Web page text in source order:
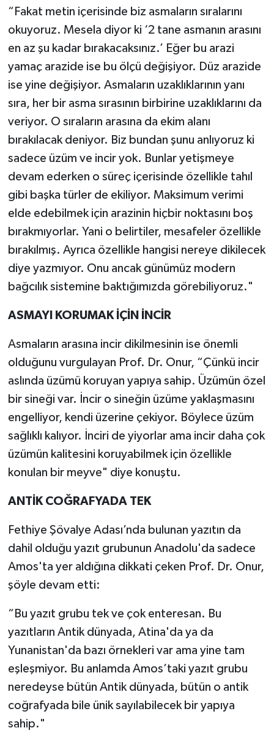
“Fakat metin içerisinde biz asmaların sıralarını
okuyoruz. Mesela diyor ki ‘2 tane asmanın arasını
en az şu kadar bırakacaksınız.’ Eğer bu arazi
yamaç arazide ise bu ölçü değişiyor. Düz arazide
ise yine değişiyor. Asmaların uzaklıklarının yanı
sıra, her bir asma sırasının birbirine uzaklıklarını da
veriyor. O sıraların arasına da ekim alanı
bırakılacak deniyor. Biz bundan şunu anlıyoruz ki
sadece üzüm ve incir yok. Bunlar yetişmeye
devam ederken o süreç içerisinde özellikle tahıl
gibi başka türler de ekiliyor. Maksimum verimi
elde edebilmek için arazinin hiçbir noktasını boş
bırakmıyorlar. Yani o belirtiler, mesafeler özellikle
bırakılmış. Ayrıca özellikle hangisi nereye dikilecek
diye yazmıyor. Onu ancak günümüz modern
bağcılık sistemine baktığımızda görebiliyoruz."
ASMAYI KORUMAK İÇİN İNCİR
Asmaların arasına incir dikilmesinin ise önemli
olduğunu vurgulayan Prof. Dr. Onur, “Çünkü incir
aslında üzümü koruyan yapıya sahip. Üzümün özel
bir sineği var. İncir o sineğin üzüme yaklaşmasını
engelliyor, kendi üzerine çekiyor. Böylece üzüm
sağlıklı kalıyor. İnciri de yiyorlar ama incir daha çok
üzümün kalitesini koruyabilmek için özellikle
konulan bir meyve" diye konuştu.
ANTİK COĞRAFYADA TEK
Fethiye Şövalye Adası’nda bulunan yazıtın da
dahil olduğu yazıt grubunun Anadolu'da sadece
Amos'ta yer aldığına dikkati çeken Prof. Dr. Onur,
şöyle devam etti:
“Bu yazıt grubu tek ve çok enteresan. Bu
yazıtların Antik dünyada, Atina'da ya da
Yunanistan'da bazı örnekleri var ama yine tam
eşleşmiyor. Bu anlamda Amos’taki yazıt grubu
neredeyse bütün Antik dünyada, bütün o antik
coğrafyada bile ünik sayılabilecek bir yapıya
sahip."